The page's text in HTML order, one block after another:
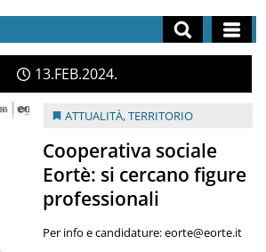
13 FEB 2024
ATTUALITÀ,TERRITORIO
Cooperativa sociale
Eortè: si cercano figure
professionali
Per info e candidature: eorte@eorte.it